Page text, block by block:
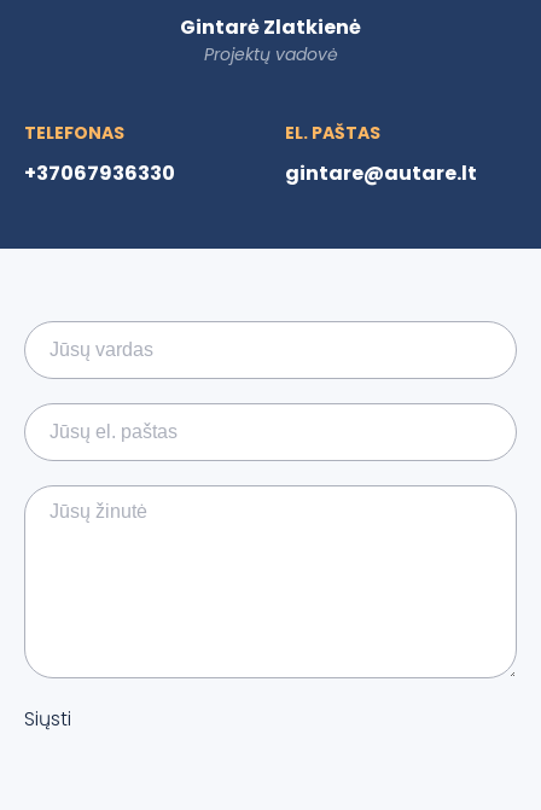
Gintarė Zlatkienė
Projektų vadovė
TELEFONAS
+37067936330
EL. PAŠTAS
gintare@autare.lt
Siųsti